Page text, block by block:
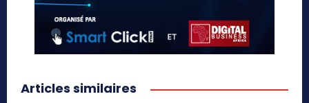
Articles similaires